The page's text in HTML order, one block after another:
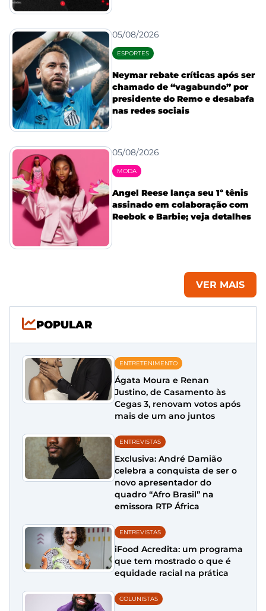
05/08/2026
ESPORTES
Neymar rebate críticas após ser
chamado de “vagabundo” por
presidente do Remo e desabafa
nas redes sociais
05/08/2026
MODA
Angel Reese lança seu 1º tênis
assinado em colaboração com
Reebok e Barbie; veja detalhes
VER MAIS
POPULAR
ENTRETENIMENTO
Ágata Moura e Renan
Justino, de Casamento às
Cegas 3, renovam votos após
mais de um ano juntos
ENTREVISTAS
Exclusiva: André Damião
celebra a conquista de ser o
novo apresentador do
quadro “Afro Brasil” na
emissora RTP África
ENTREVISTAS
iFood Acredita: um programa
que tem mostrado o que é
equidade racial na prática
COLUNISTAS